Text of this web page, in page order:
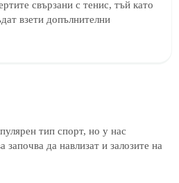
свързани с тенис, тъй като
взети допълнителни
тип спорт, но у нас
да навлизат и залозите на